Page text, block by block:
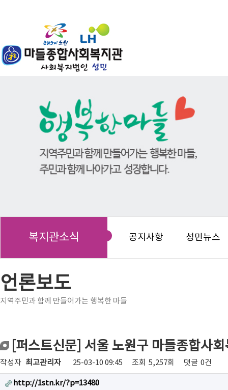
복지관소식 공지사항 성민뉴스
언론보도
지역주민과 함께 만들어가는 행복한 마들
[퍼스트신문] 서울 노원구 마들종합사
작성자 최고관리자 25-03-10 09:45 조회 5,257회 댓글 0건
http://1stn.kr/?p=13480